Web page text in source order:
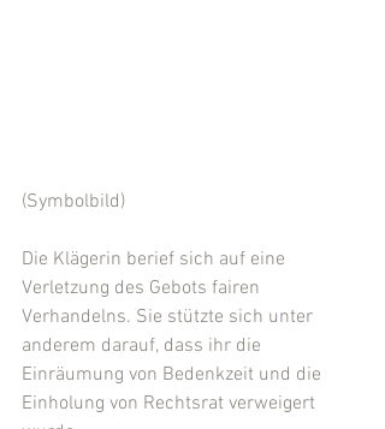
(Symbolbild)
Die Klägerin berief sich auf eine
Verletzung des Gebots fairen
Verhandelns. Sie stützte sich unter
anderem darauf, dass ihr die
Einräumung von Bedenkzeit und die
Einholung von Rechtsrat verweigert